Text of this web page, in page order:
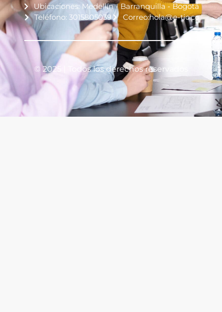
Ubicaciones: Medellín - Barranquilla - Bogotá
Teléfono: 3015805039
Correo:hola@e-tic.co
© 2025 | Todos los derechos reservados